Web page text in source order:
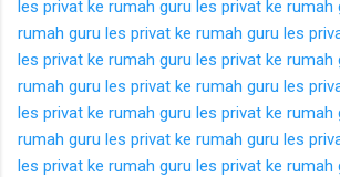
les privat ke rumah guru les privat ke rumah
rumah guru les privat ke rumah guru les
les privat ke rumah guru les privat ke rumah
rumah guru les privat ke rumah guru les
les privat ke rumah guru les privat ke rumah
rumah guru les privat ke rumah guru les
les privat ke rumah guru les privat ke rumah